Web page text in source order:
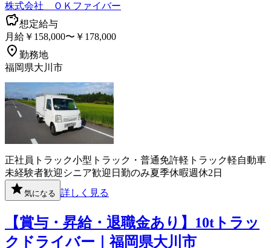
株式会社 ＯＫファイバー
想定給与
月給￥158,000〜￥178,000
勤務地
福岡県大川市
正社員 トラック小型トラック・普通免許軽トラック軽自動車
未経験者歓迎 シニア歓迎 日勤のみ夏季休暇週休2日
気になる 詳しく見る
【賞与・昇給・退職金あり】10tトラッ
クドライバー｜福岡県大川市